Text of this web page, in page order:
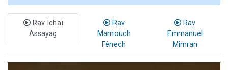
Rav Ichaï
Assayag
Rav
Mamouch
Fénech
Rav
Emmanuel
Mimran